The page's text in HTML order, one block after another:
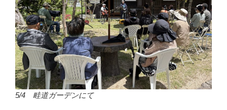
5/4 畦道ガーデンにて